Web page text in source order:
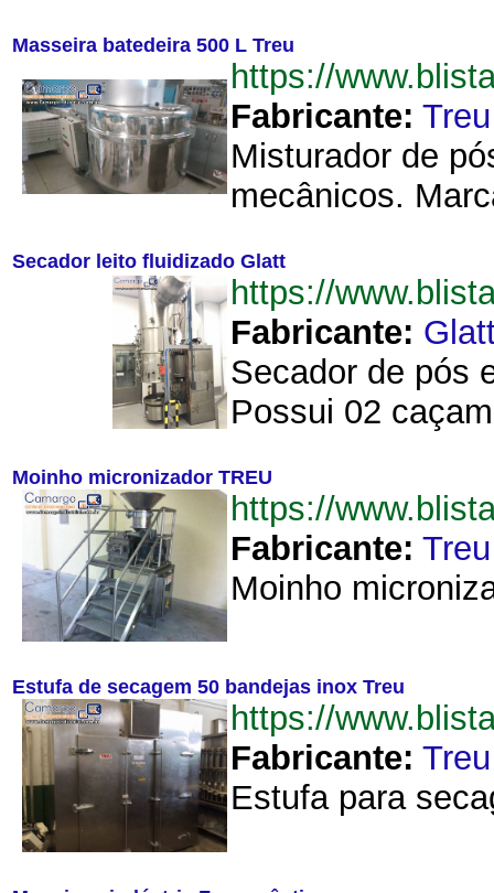
Masseira batedeira 500 L Treu
https://
Fabricante: Treu
Misturador de
mecânicos.
Secador leito fluidizado Glatt
https://
Fabricante:
Secador de pós
Possui 02
Moinho micronizador TREU
https://
Fabricante: Treu
Moinho
Estufa de secagem 50 bandejas inox Treu
https://
Fabricante: Treu
Estufa para